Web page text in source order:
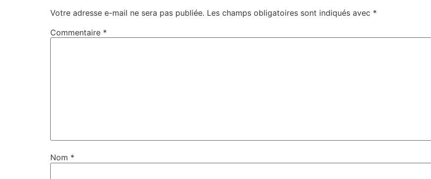
Votre adresse e-mail ne sera pas publiée. Les champs obligatoires sont indiqués avec *
Commentaire *
Nom *